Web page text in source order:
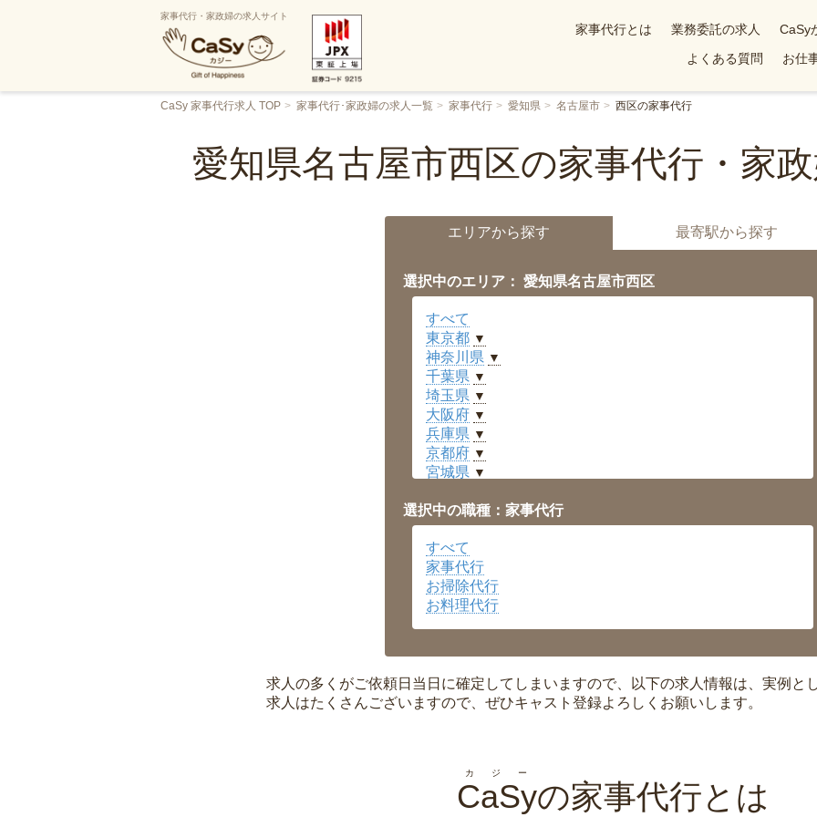
家事代行・家政婦の求人サイト
家事代行とは 業務委託の求人 CaSy
よくある質問
お仕
CaSy 家事代行求人 TOP 家事代行･家政婦の求人一覧 家事代行 愛知県 名古屋市 西区の家事代行
愛知県名古屋市西区の家事代行・家
エリアから探す 最寄駅から探す
選択中のエリア： 愛知県名古屋市西区
すべて
東京都 ▼
神奈川県 ▼
千葉県 ▼
埼玉県 ▼
大阪府 ▼
兵庫県 ▼
京都府 ▼
宮城県 ▼
福井県 ▼
岡山県 ▼
広島県
沖縄県 ▼
選択中の職種：家事代行
すべて
家事代行
お掃除代行
お料理代行
求人の多くがご依頼日当日に確定してしまいますので、以下の求人情報は、実例と
求人はたくさんございますので、ぜひキャスト登録よろしくお願いします。
CaSy
カジー
の家事代行とは